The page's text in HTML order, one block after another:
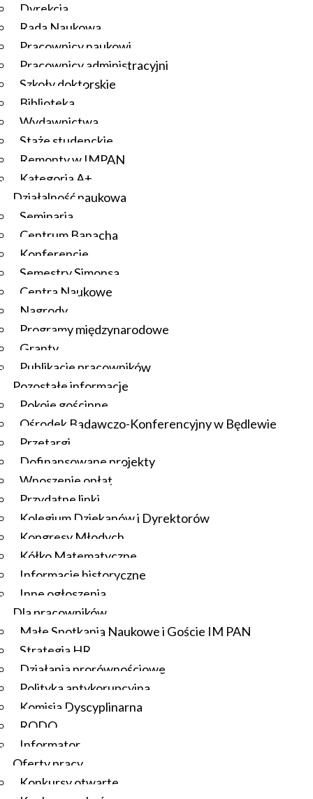
Dyrekcja
Rada Naukowa
Pracownicy naukowi
Pracownicy administracyjni
Szkoły doktorskie
Biblioteka
Wydawnictwa
Staże studenckie
Remonty w IMPAN
Kategoria A+
Działalność naukowa
Seminaria
Centrum Banacha
Konferencje
Semestry Simonsa
Centra Naukowe
Nagrody
Programy międzynarodowe
Granty
Publikacje pracowników
Pozostałe informacje
Pokoje gościnne
Ośrodek Badawczo-Konferencyjny w Będlewie
Przetargi
Dofinansowane projekty
Wnoszenie opłat
Przydatne linki
Kolegium Dziekanów i Dyrektorów
Kongresy Młodych
Kółko Matematyczne
Informacje historyczne
Inne ogłoszenia
Dla pracowników
Małe Spotkania Naukowe i Goście IM PAN
Strategia HR
Działania prorównościowe
Polityka antykorupcyjna
Komisja Dyscyplinarna
RODO
Informator
Oferty pracy
Konkursy otwarte